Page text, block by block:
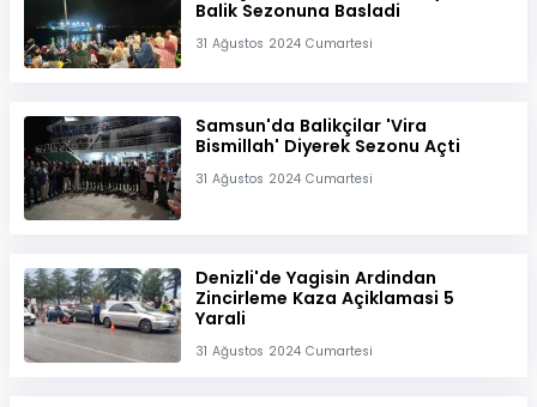
Balik Sezonuna Basladi
31 Ağustos 2024 Cumartesi
Samsun'da Balikçilar 'Vira
Bismillah' Diyerek Sezonu Açti
31 Ağustos 2024 Cumartesi
Denizli'de Yagisin Ardindan
Zincirleme Kaza Açiklamasi 5
Yarali
31 Ağustos 2024 Cumartesi